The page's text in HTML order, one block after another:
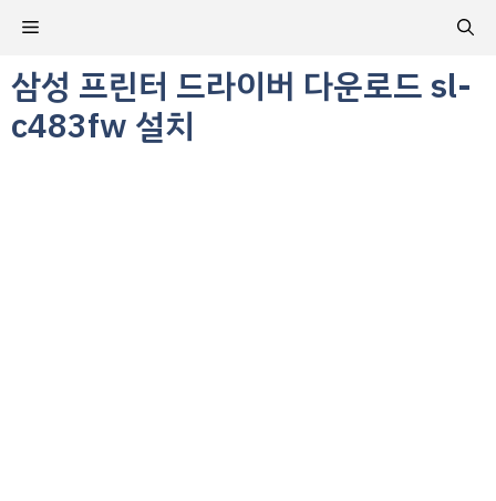
로
건
메
뉴
삼성 프린터 드라이버 다운로드 sl-
c483fw 설치